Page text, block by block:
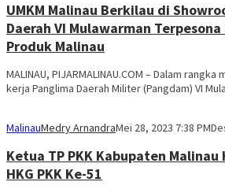
UMKM Malinau Berkilau di
Daerah VI Mulawarman
Produk Malinau
MALINAU, PIJARMALINAU.COM – Dalam
kerja Panglima Daerah Militer (Pangdam) VI
MalinauMedry ArnandraMei 28, 2023 7:38 PM
Ketua TP PKK Kabupaten
HKG PKK Ke-51